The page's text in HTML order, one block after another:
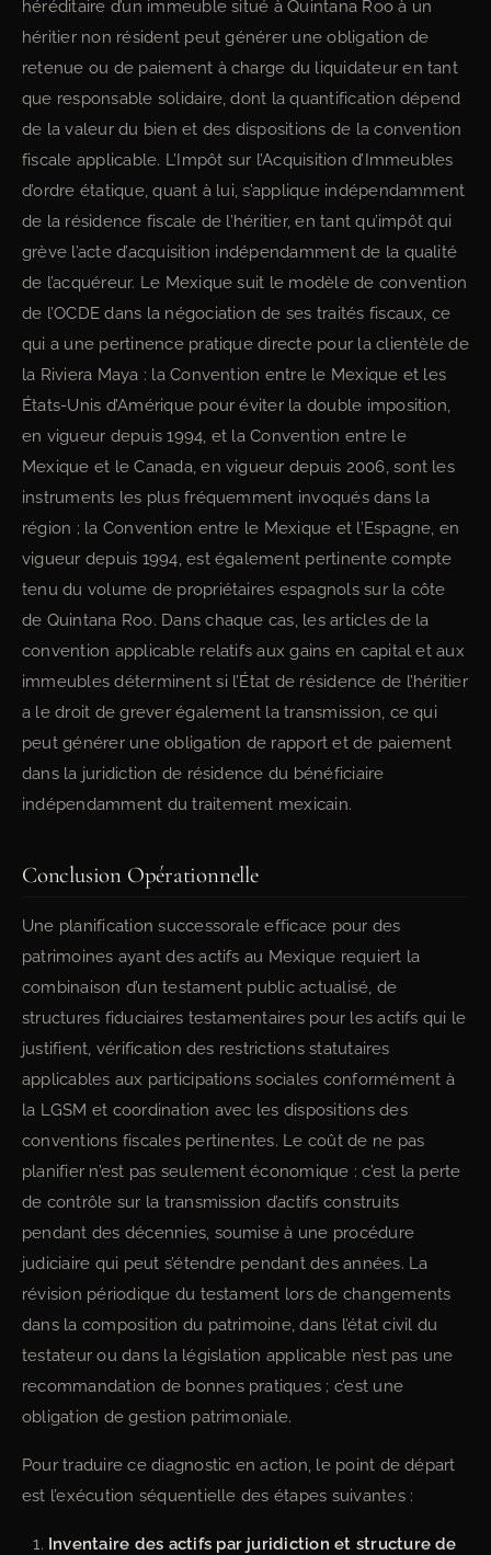
héréditaire d’un immeuble situé à Quintana Roo à un
héritier non résident peut générer une obligation de
retenue ou de paiement à charge du liquidateur en tant
que responsable solidaire, dont la quantification dépend
de la valeur du bien et des dispositions de la convention
fiscale applicable. L’Impôt sur l’Acquisition d’Immeubles
d’ordre étatique, quant à lui, s’applique indépendamment
de la résidence fiscale de l’héritier, en tant qu’impôt qui
grève l’acte d’acquisition indépendamment de la qualité
de l’acquéreur. Le Mexique suit le modèle de convention
de l’OCDE dans la négociation de ses traités fiscaux, ce
qui a une pertinence pratique directe pour la clientèle de
la Riviera Maya : la Convention entre le Mexique et les
États-Unis d’Amérique pour éviter la double imposition,
en vigueur depuis 1994, et la Convention entre le
Mexique et le Canada, en vigueur depuis 2006, sont les
instruments les plus fréquemment invoqués dans la
région ; la Convention entre le Mexique et l’Espagne, en
vigueur depuis 1994, est également pertinente compte
tenu du volume de propriétaires espagnols sur la côte
de Quintana Roo. Dans chaque cas, les articles de la
convention applicable relatifs aux gains en capital et aux
immeubles déterminent si l’État de résidence de l’héritier
a le droit de grever également la transmission, ce qui
peut générer une obligation de rapport et de paiement
dans la juridiction de résidence du bénéficiaire
indépendamment du traitement mexicain.
Conclusion Opérationnelle
Une planification successorale efficace pour des
patrimoines ayant des actifs au Mexique requiert la
combinaison d’un testament public actualisé, de
structures fiduciaires testamentaires pour les actifs qui le
justifient, vérification des restrictions statutaires
applicables aux participations sociales conformément à
la LGSM et coordination avec les dispositions des
conventions fiscales pertinentes. Le coût de ne pas
planifier n’est pas seulement économique : c’est la perte
de contrôle sur la transmission d’actifs construits
pendant des décennies, soumise à une procédure
judiciaire qui peut s’étendre pendant des années. La
révision périodique du testament lors de changements
dans la composition du patrimoine, dans l’état civil du
testateur ou dans la législation applicable n’est pas une
recommandation de bonnes pratiques ; c’est une
obligation de gestion patrimoniale.
Pour traduire ce diagnostic en action, le point de départ
est l’exécution séquentielle des étapes suivantes :
Inventaire des actifs par juridiction et structure de